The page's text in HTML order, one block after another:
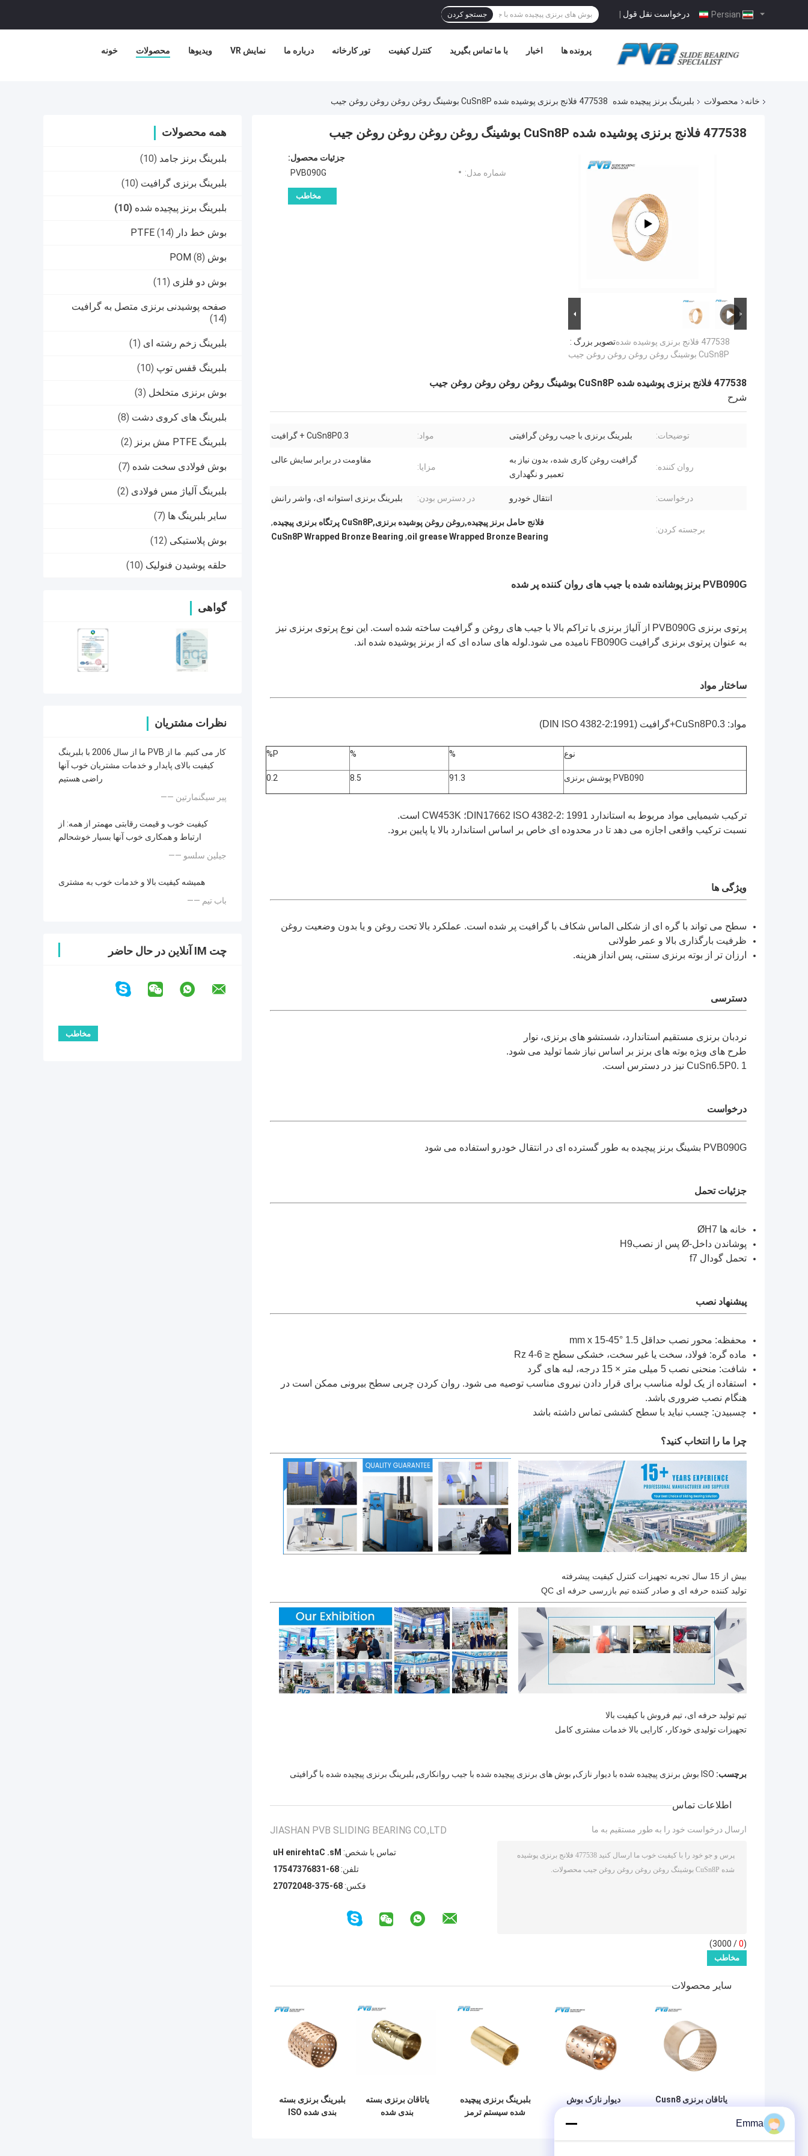
درخواست نقل قول | جستجو کردن
خونه محصولات ویدیوها نمایش VR درباره ما تور کارخانه کنترل کیفیت با ما تماس بگیرید اخبار پرونده ها
خانه محصولات بلبرینگ برنز پیچیده شده 477538 فلانج برنزی پوشیده شده CuSn8P بوشینگ روغن روغن روغن روغن جیب
همه محصولات
بلبرینگ برنز جامد (10)
بلبرینگ برنزی گرافیت (10)
بلبرینگ برنز پیچیده شده (10)
بوش خط دار PTFE (14)
بوش POM (8)
بوش دو فلزی (11)
صفحه پوشیدنی برنزی متصل به گرافیت
(14)
بلبرینگ زخم رشته ای (1)
بلبرینگ قفس توپ (10)
بوش برنزی متخلخل (3)
بلبرینگ های کروی دشت (8)
بلبرینگ PTFE مش برنز (2)
بوش فولادی سخت شده (7)
بلبرینگ آلیاژ مس فولادی (2)
سایر بلبرینگ ها (7)
بوش پلاستیکی (12)
حلقه پوشیدن فنولیک (10)
گواهی
نظرات مشتریان
ما از سال 2006 با بلبرینگ PVB کار می کنیم. ما از
کیفیت بالای پایدار و خدمات مشتریان خوب آنها
راضی هستیم
—— پیر سیگنمارتین
کیفیت خوب و قیمت رقابتی مهمتر از همه: از
ارتباط و همکاری خوب آنها بسیار خوشحالم
—— جیلین سلسو
همیشه کیفیت بالا و خدمات خوب به مشتری
—— باب تیم
چت IM آنلاین در حال حاضر
477538 فلانج برنزی پوشیده شده CuSn8P بوشینگ روغن روغن روغن روغن جیب
تصویر بزرگ :477538 فلانج برنزی پوشیده شده
CuSn8P بوشینگ روغن روغن روغن روغن جیب
جزئیات محصول:
شماره مدل:
PVB090G
مخاطب
477538 فلانج برنزی پوشیده شده CuSn8P بوشینگ روغن روغن روغن روغن جیب
شرح
توضیحات: بلبرینگ برنزی با جیب روغن گرافیتی مواد: CuSn8P0.3 + گرافیت
روان کننده:
گرافیت روغن کاری شده، بدون نیاز به
تعمیر و نگهداری
مزایا:
مقاومت در برابر سایش عالی
درخواست: انتقال خودرو در دسترس بودن: بلبرینگ برنزی استوانه ای، واشر رانش
برجسته کردن:
فلانج حامل برنز پیچیده,روغن روغن پوشیده برنزی,CuSn8P پرتگاه برنزی پیچیده
,
oil grease Wrapped Bronze Bearing
,
CuSn8P Wrapped Bronze Bearing
PVB090G برنز پوشانده شده با جیب های روان کننده پر شده
پرتوی برنزی PVB090G از آلیاژ برنزی با تراکم بالا با جیب های روغن و گرافیت ساخته شده است. این نوع پرتوی برنزی نیز
به عنوان پرتوی برنزی گرافیت FB090G نامیده می شود.لوله های ساده ای که از برنز پوشیده شده اند.
ساختار مواد
مواد: CuSn8P0.3+گرافیت (DIN ISO 4382-2:1991)
نوع %
%
P%
PVB090 پوشش برنزی 91.3
8.5
0.2
ترکیب شیمیایی مواد مربوط به استاندارد DIN17662 ISO 4382-2: 1991؛ CW453K است.
نسبت ترکیب واقعی اجازه می دهد تا در محدوده ای خاص بر اساس استاندارد بالا یا پایین برود.
ویژگی ها
سطح می تواند با گره ای از شکلی الماس شکاف با گرافیت پر شده است. عملکرد بالا تحت روغن و یا بدون وضعیت روغن
ظرفیت بارگذاری بالا و عمر طولانی
ارزان تر از بوته برنزی سنتی، پس انداز هزینه.
دسترسی
نردبان برنزی مستقیم استاندارد، شستشو های برنزی، نوار
طرح های ویژه بوته های برنز بر اساس نیاز شما تولید می شود.
CuSn6.5P0. 1 نیز در دسترس است.
درخواست
PVB090G بشینگ برنز پیچیده به طور گسترده ای در انتقال خودرو استفاده می شود
جزئیات تحمل
خانه ها ØH7
پوشاندن داخل-Ø پس از نصبH9
تحمل گودال f7
پیشنهاد نصب
محفظه: محور نصب حداقل 1.5 mm x 15-45°
ماده گره: فولاد، سخت یا غیر سخت، خشکی سطح ≤ Rz 4-6
شافت: منحنی نصب 5 میلی متر × 15 درجه، لبه های گرد
استفاده از یک لوله مناسب برای قرار دادن نیروی مناسب توصیه می شود. روان کردن چربی سطح بیرونی ممکن است در
هنگام نصب ضروری باشد.
چسبیدن: چسب نباید با سطح کششی تماس داشته باشد
چرا ما را انتخاب کنید؟
بیش از 15 سال تجربه تجهیزات کنترل کیفیت پیشرفته
تولید کننده حرفه ای و صادر کننده تیم بازرسی حرفه ای QC
تیم تولید حرفه ای، تیم فروش با کیفیت بالا
تجهیزات تولیدی خودکار، کارایی بالا خدمات مشتری کامل
برچسب: ISO بوش برنزی پیچیده شده با دیوار نازک , بوش های برنزی پیچیده شده با جیب روانکاری, بلبرینگ برنزی پیچیده شده با گرافیتی
اطلاعات تماس
JIASHAN PVB SLIDING BEARING CO.,LTD
تماس با شخص: Ms. Catherine Hu
تلفن: 86-13867374571
فکس: 86-573-84027072
ارسال درخواست خود را به طور مستقیم به ما
(
0
/ 3000)
سایر محصولات
یاتاقان برنزی Cusn8
دیوار نازک بوش
CuSn8P0.3 روغن
بلبرینگ برنزی پیچیده
شده سیستم ترمز
یاتاقان برنزی بسته
بندی شده
بلبرینگ برنزی بسته
بندی شده ISO
Emma